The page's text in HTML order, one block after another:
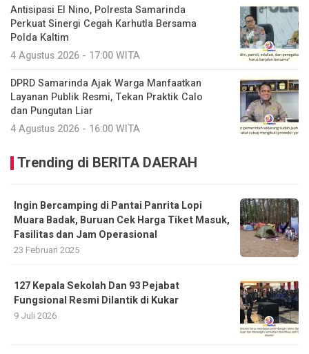
Antisipasi El Nino, Polresta Samarinda
Perkuat Sinergi Cegah Karhutla Bersama
Polda Kaltim
4 Agustus 2026 - 17:00 WITA
DPRD Samarinda Ajak Warga Manfaatkan
Layanan Publik Resmi, Tekan Praktik Calo
dan Pungutan Liar
4 Agustus 2026 - 16:00 WITA
Trending di BERITA DAERAH
Ingin Bercamping di Pantai Panrita Lopi
Muara Badak, Buruan Cek Harga Tiket Masuk,
Fasilitas dan Jam Operasional
23 Februari 2025
127 Kepala Sekolah Dan 93 Pejabat
Fungsional Resmi Dilantik di Kukar
9 Juli 2026